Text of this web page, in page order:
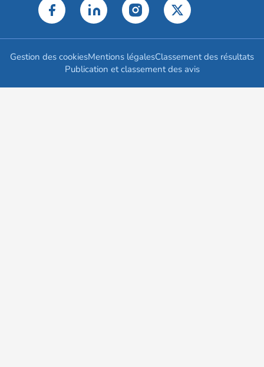
Gestion des cookiesMentions légalesClassement des résultats
Publication et classement des avis